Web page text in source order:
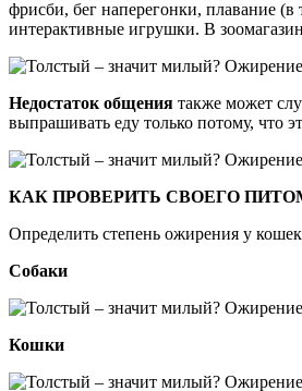
фрисби, бег наперегонки, плавание
интерактивные игрушки. В
Недостаток общения также может
выпрашивать еду только потому, что
КАК ПРОВЕРИТЬ СВОЕГО
Определить степень ожирения у
Собаки
Кошки